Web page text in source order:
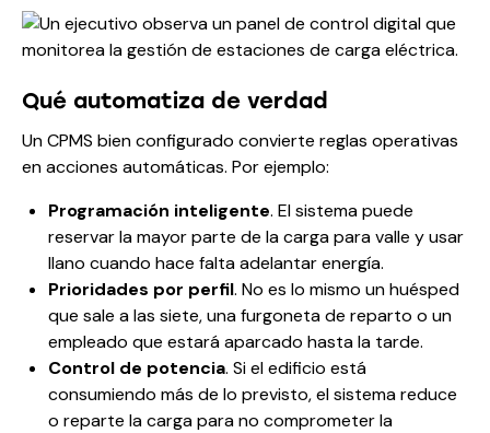
Qué automatiza de verdad
Un CPMS bien configurado convierte reglas operativas
en acciones automáticas. Por ejemplo:
Programación inteligente. El sistema puede
reservar la mayor parte de la carga para valle y usar
llano cuando hace falta adelantar energía.
Prioridades por perfil. No es lo mismo un huésped
que sale a las siete, una furgoneta de reparto o un
empleado que estará aparcado hasta la tarde.
Control de potencia. Si el edificio está
consumiendo más de lo previsto, el sistema reduce
o reparte la carga para no comprometer la